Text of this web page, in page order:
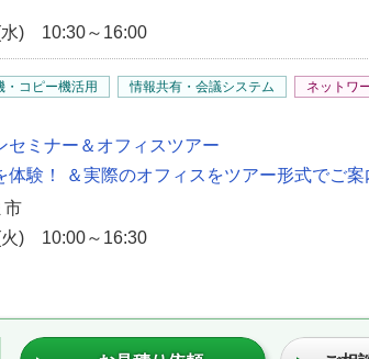
) 10:30～16:00
・コピー機活用 情報共有・会議システム
ネットワ
セミナー＆オフィスツアー
体験！ ＆実際のオフィスをツアー形式でご案
市
) 10:00～16:30